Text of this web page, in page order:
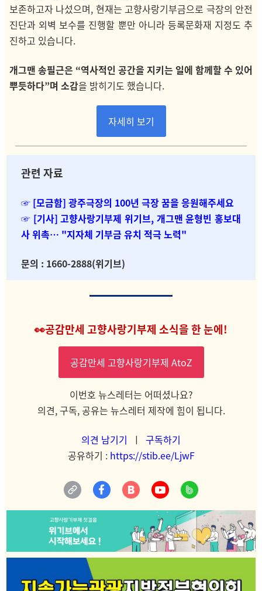
보존하고자 나섰으며, 현재는 고향사랑기부금으로 극장의 안전
진단과 외벽 보수를 진행할 뿐만 아니라 등록문화재 지정도 추
진하고 있습니다.
개그맨 송필근은 “역사적인 공간을 지키는 일에 함께할 수 있어
뿌듯하다”며 소감을 밝히기도 했습니다.
자세히 보기
관련 자료
☞ [모금함] 광주극장의 100년 극장 꿈을 응원해주세요
☞ [기사] 고향사랑기부제 위기브, 개그맨 윤형빈 홍보대
사 위촉… "지자체 기부금 유치 적극 노력"
문의 : 1660-2888(위기브)
👀공감만세 고향사랑기부제 소식을 한 눈에!
공감만세 고향사랑기부제 AtoZ
이번호 뉴스레터는 어떠셨나요?
의견, 구독, 공유는 뉴스레터 제작에 힘이 됩니다.
의견 남기기 ㅣ 구독하기
공유하기 : https://stib.ee/LjwF